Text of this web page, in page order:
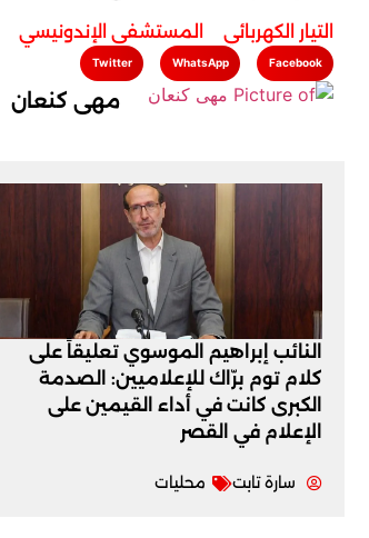
التيار الكهربائي المستشفى الإندونيسي
Facebook
WhatsApp
Twitter
مهى كنعان
النائب إبراهيم الموسوي تعليقاً على
كلام توم برّاك للإعلاميين: الصدمة
الكبرى كانت في أداء القيمين على
‏الإعلام في القصر
سارة تابت محليات